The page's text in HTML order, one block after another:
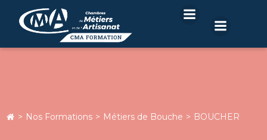
Nos Formations Métiers de Bouche BOUCHER